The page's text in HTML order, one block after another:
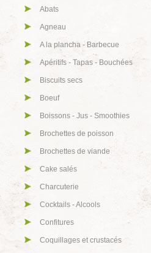
Abats
Agneau
A la plancha - Barbecue
Apéritifs - Tapas - Bouchées
Biscuits secs
Boeuf
Boissons - Jus - Smoothies
Brochettes de poisson
Brochettes de viande
Cake salés
Charcuterie
Cocktails - Alcools
Confitures
Coquillages et crustacés